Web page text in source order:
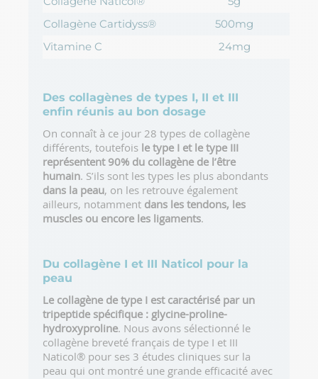
Collagène Cartidyss®
500mg
Vitamine C
24mg
Des collagènes de types I, II et III
enfin réunis au bon dosage
On connaît à ce jour 28 types de collagène
différents, toutefois le type I et le type III
représentent 90% du collagène de l’être
humain. S’ils sont les types les plus abondants
dans la peau, on les retrouve également
ailleurs, notamment dans les tendons, les
muscles ou encore les ligaments.
Du collagène I et III Naticol pour la
peau
Le collagène de type I est caractérisé par un
tripeptide spécifique : glycine-proline-
hydroxyproline. Nous avons sélectionné le
collagène breveté français de type I et III
Naticol® pour ses 3 études cliniques sur la
peau qui ont montré une grande efficacité avec